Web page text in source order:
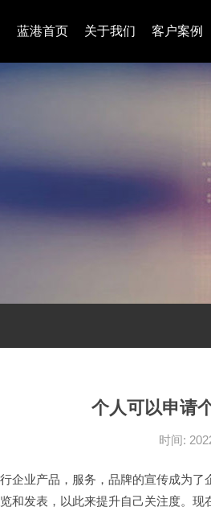
蓝港首页 关于我们 客户案例
个人可以申请
时间:
企业产品，服务，品牌的宣传成为
和发表，以此来提升自己关注度。现